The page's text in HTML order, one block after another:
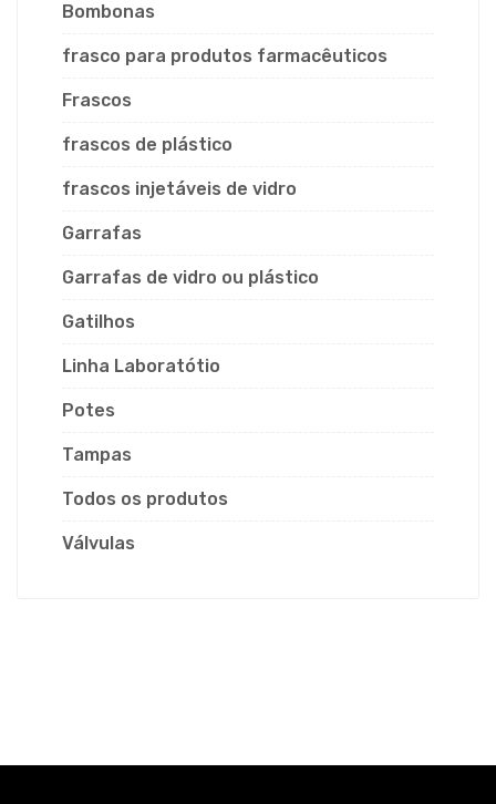
Bombonas
frasco para produtos farmacêuticos
Frascos
frascos de plástico
frascos injetáveis de vidro
Garrafas
Garrafas de vidro ou plástico
Gatilhos
Linha Laboratótio
Potes
Tampas
Todos os produtos
Válvulas